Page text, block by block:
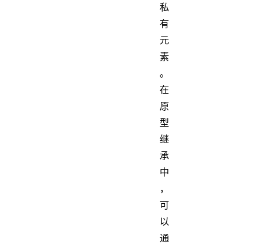
私
有
元
素
。
在
原
型
继
承
中
，
可
以
通